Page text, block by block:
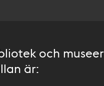
och
är: